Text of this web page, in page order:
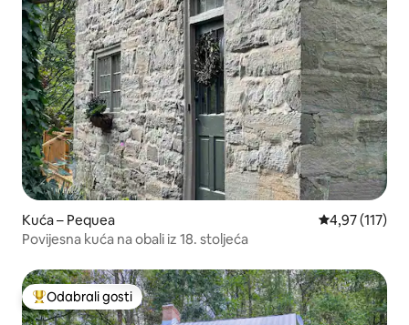
Kuća – Pequea Prosječna
4,97 (117)
Povijesna kuća na obali iz 18. stoljeća
Među najviše rangiranima s oznakom „Odabrali gosti”
Odabrali gosti